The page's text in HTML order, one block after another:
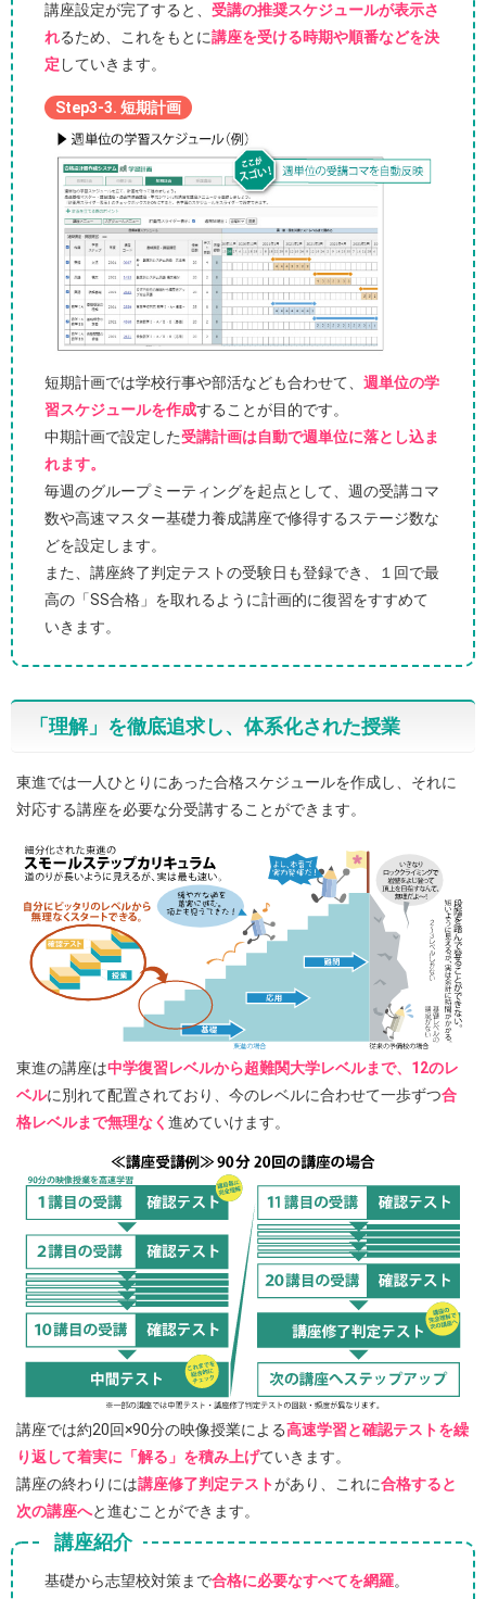
講座設定が完了すると、 受講の推奨スケジュールが表示さ
れるため、これをもとに講座を受ける時期や順番などを決
定 していきます。
Step3-3. 短期計画
短期計画では学校行事や部活なども合わせて、 週単位の学
習スケジュールを作成することが目的です。
中期計画で設定した受講計画は自動で週単位に落とし込ま
れます。
毎週のグループミーティングを起点として、週の受講コマ
数や高速マスター基礎力養成講座で修得するステージ数な
どを設定します。
また、講座終了判定テストの受験日も登録でき、１回で最
高の「SS合格」を取れるように計画的に復習をすすめて
いきます。
「理解」を徹底追求し、体系化された授業
東進では一人ひとりにあった合格スケジュールを作成し、それに
対応する講座を必要な分受講することができます。
東進の講座は中学復習レベルから超難関大学レベルまで、12のレ
ベルに別れて配置されており、今のレベルに合わせて一歩ずつ合
格レベルまで無理なく 進めていけます。
講座では約20回×90分の映像授業による高速学習と確認テストを繰
り返して着実に「解る」を積み上げていきます。
講座の終わりには講座修了判定テストがあり、これに合格すると
次の講座へと進むことができます。
講座紹介
基礎から志望校対策まで合格に必要なすべてを網羅。